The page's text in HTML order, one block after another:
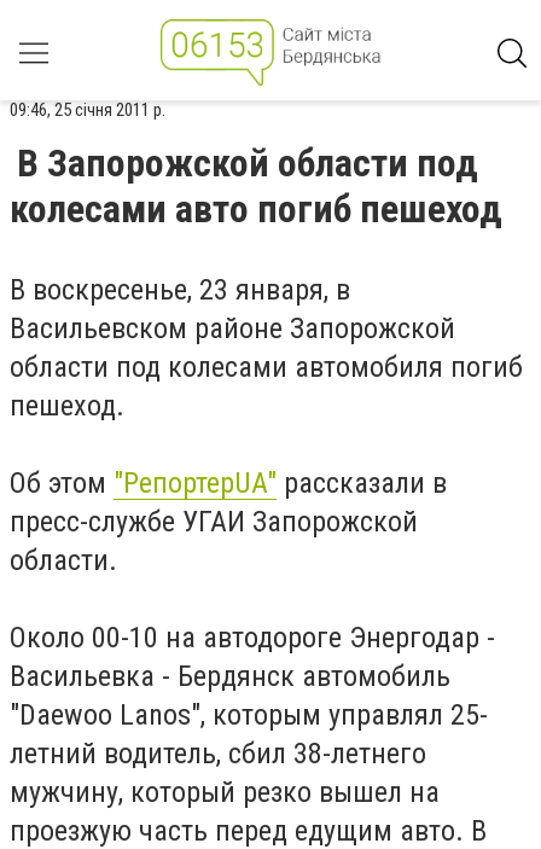
09:46, 25 січня 2011 р.
В Запорожской области под
колесами авто погиб пешеход
В воскресенье, 23 января, в
Васильевском районе Запорожской
области под колесами автомобиля погиб
пешеход.
Об этом "РепортерUA" рассказали в
пресс-службе УГАИ Запорожской
области.
Около 00-10 на автодороге Энергодар -
Васильевка - Бердянск автомобиль
"Daewoo Lanos", которым управлял 25-
летний водитель, сбил 38-летнего
мужчину, который резко вышел на
проезжую часть перед едущим авто. В